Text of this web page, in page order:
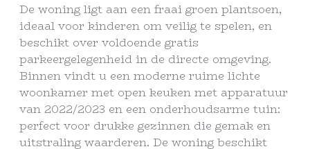
De woning ligt aan een fraai groen plantsoen,
ideaal voor kinderen om veilig te spelen, en
beschikt over voldoende gratis
parkeergelegenheid in de directe omgeving.
Binnen vindt u een moderne ruime lichte
woonkamer met open keuken met apparatuur
van 2022/2023 en een onderhoudsarme tuin:
perfect voor drukke gezinnen die gemak en
uitstraling waarderen. De woning beschikt